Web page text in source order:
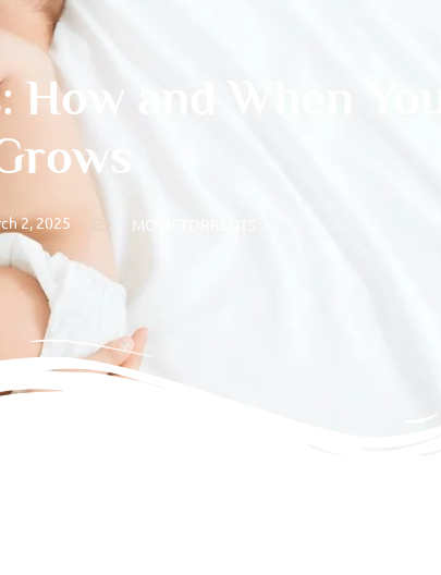
How and When Your
2, 2025 MOVIETORRENTS